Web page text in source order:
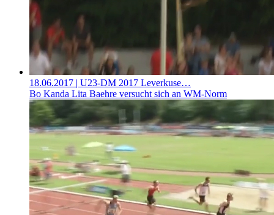
18.06.2017 | U23-DM 2017 Leverkuse…
Bo Kanda Lita Baehre versucht sich an WM-Norm